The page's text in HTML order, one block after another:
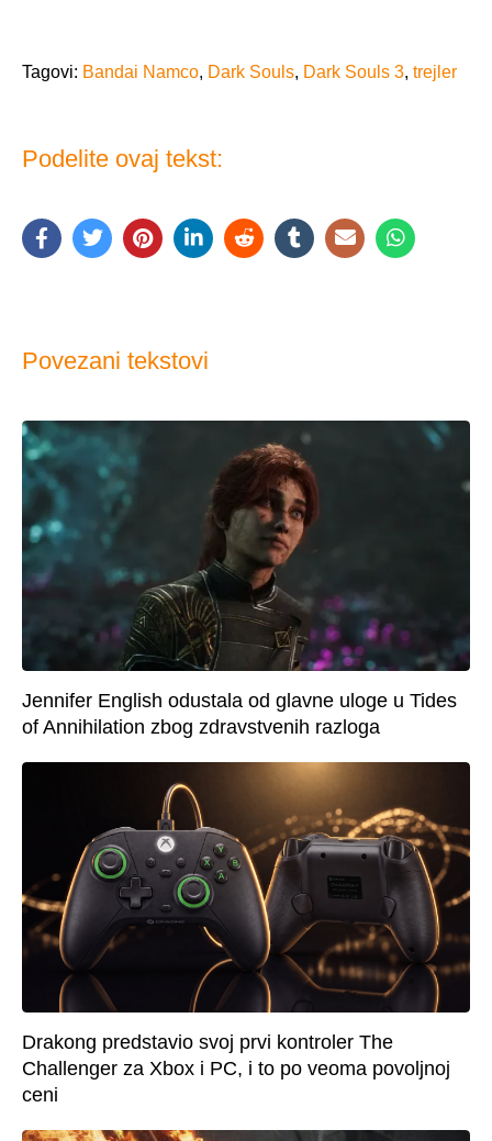
Tagovi: Bandai Namco, Dark Souls, Dark Souls 3, trejler
Podelite ovaj tekst:
Povezani tekstovi
Jennifer English odustala od glavne uloge u Tides
of Annihilation zbog zdravstvenih razloga
Drakong predstavio svoj prvi kontroler The
Challenger za Xbox i PC, i to po veoma povoljnoj
ceni